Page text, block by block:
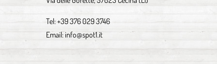
Tel:+39 376 029 3746
Email: info@spot1.it